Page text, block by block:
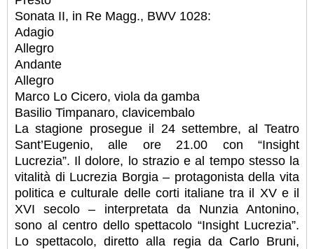
Sonata II, in Re Magg., BWV 1028:
Adagio
Allegro
Andante
Allegro
Marco Lo Cicero, viola da gamba
Basilio Timpanaro, clavicembalo
La stagione prosegue il 24 settembre, al Teatro
Sant’Eugenio, alle ore 21.00 con “Insight
Lucrezia”. Il dolore, lo strazio e al tempo stesso la
vitalità di Lucrezia Borgia – protagonista della vita
politica e culturale delle corti italiane tra il XV e il
XVI secolo – interpretata da Nunzia Antonino,
sono al centro dello spettacolo “Insight Lucrezia”.
Lo spettacolo, diretto alla regia da Carlo Bruni,